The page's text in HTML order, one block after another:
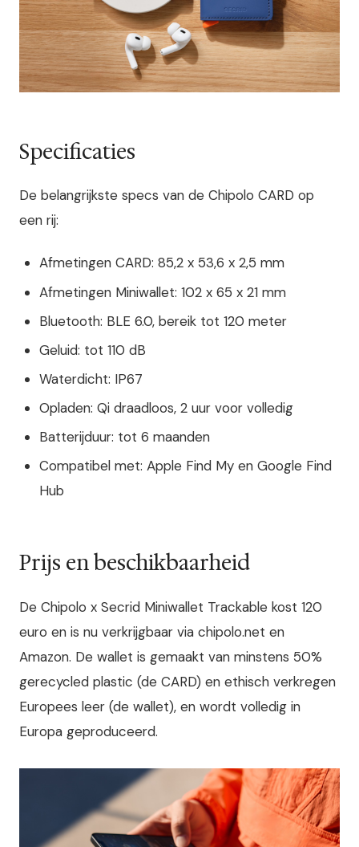
Specificaties
De belangrijkste specs van de Chipolo CARD op
een rij:
Afmetingen CARD: 85,2 x 53,6 x 2,5 mm
Afmetingen Miniwallet: 102 x 65 x 21 mm
Bluetooth: BLE 6.0, bereik tot 120 meter
Geluid: tot 110 dB
Waterdicht: IP67
Opladen: Qi draadloos, 2 uur voor volledig
Batterijduur: tot 6 maanden
Compatibel met: Apple Find My en Google Find
Hub
Prijs en beschikbaarheid
De Chipolo x Secrid Miniwallet Trackable kost 120
euro en is nu verkrijgbaar via chipolo.net en
Amazon. De wallet is gemaakt van minstens 50%
gerecycled plastic (de CARD) en ethisch verkregen
Europees leer (de wallet), en wordt volledig in
Europa geproduceerd.